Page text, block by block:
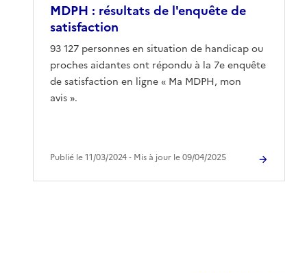
MDPH : résultats de l'enquête de
satisfaction
93 127 personnes en situation de handicap ou
proches aidantes ont répondu à la 7e enquête
de satisfaction en ligne « Ma MDPH, mon
avis ».
Publié le 11/03/2024 ‐ Mis à jour le 09/04/2025